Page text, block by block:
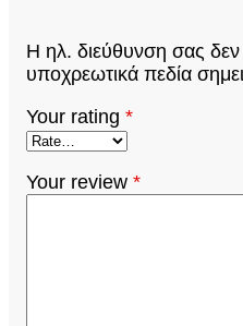
Η ηλ. διεύθυνση σας δεν
υποχρεωτικά πεδία
Your rating *
Your review *